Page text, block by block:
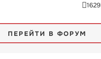
1629
ПЕРЕЙТИ В ФОРУМ